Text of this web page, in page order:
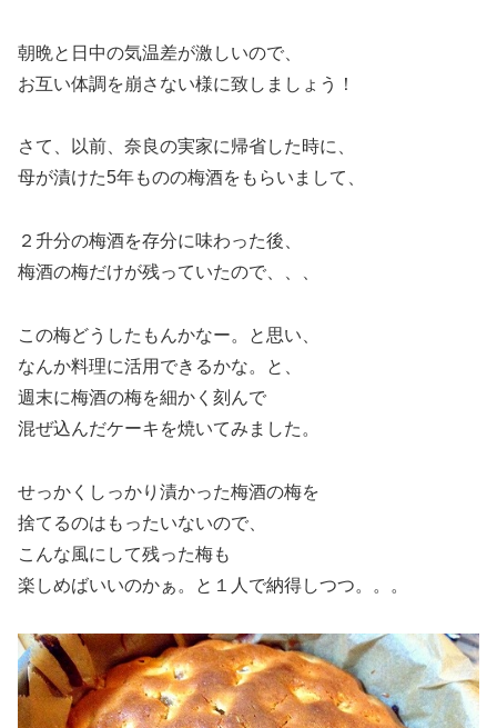
朝晩と日中の気温差が激しいので、
お互い体調を崩さない様に致しましょう！
さて、以前、奈良の実家に帰省した時に、
母が漬けた5年ものの梅酒をもらいまして、
２升分の梅酒を存分に味わった後、
梅酒の梅だけが残っていたので、、、
この梅どうしたもんかなー。と思い、
なんか料理に活用できるかな。と、
週末に梅酒の梅を細かく刻んで
混ぜ込んだケーキを焼いてみました。
せっかくしっかり漬かった梅酒の梅を
捨てるのはもったいないので、
こんな風にして残った梅も
楽しめばいいのかぁ。と１人で納得しつつ。。。